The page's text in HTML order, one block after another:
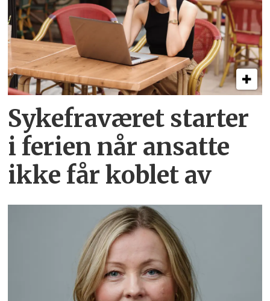
Sykefraværet starter
i ferien når ansatte
ikke får koblet av